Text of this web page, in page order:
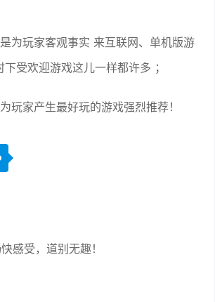
为玩家客观事实 来互联网、单机版游
受欢迎游戏这儿一样都许多 ；
玩家产生最好玩的游戏强烈推荐！
感受，道别无趣！